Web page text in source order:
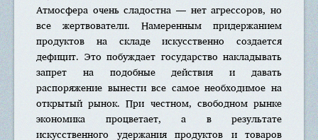
Атмосфера очень сладостна — нет агрессоров, но
все жертвователи. Намеренным придержанием
продуктов на складе искусственно создается
дефицит. Это побуждает государство накладывать
запрет на подобные действия и давать
распоряжение вынести все самое необходимое на
открытый рынок. При честном, свободном рынке
экономика процветает, а в результате
искусственного удержания продуктов и товаров